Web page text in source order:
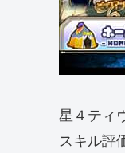
星４テ
スキル